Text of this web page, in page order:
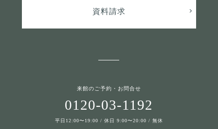
資料請求
来館のご予約・お問合せ
0120-03-1192
平日12:00〜19:00 / 休日 9:00〜20:00 / 無休